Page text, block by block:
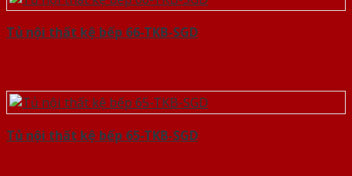
Tủ nội thất kệ bếp 66-TKB-SGD
Tủ nội thất kệ bếp 65-TKB-SGD